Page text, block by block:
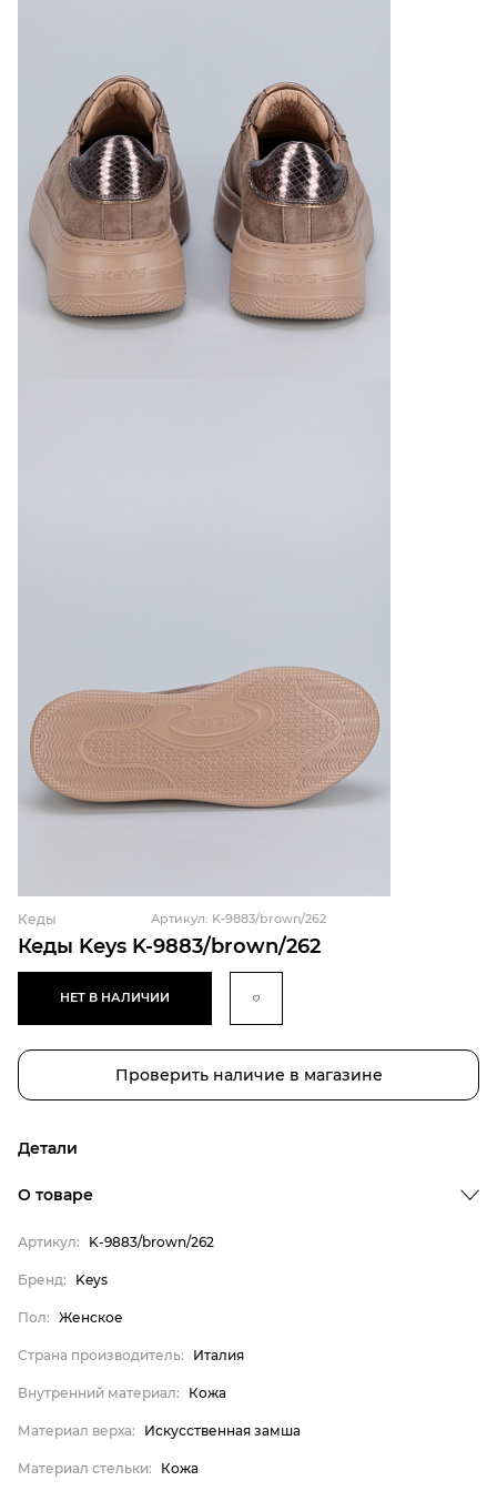
Кеды Keys K-9883/brown/262
Кеды Артикул: K-9883/brown/262
НЕТ В НАЛИЧИИ
Проверить наличие в магазине
Детали
Бренд
Пол
Страна производитель
Внутренний материал
Материал верха
Материал стельки
О товаре
Артикул: K-9883/brown/262
Бренд: Keys
Пол: Женское
Страна производитель: Италия
Внутренний материал: Кожа
Материал верха: Искусственная замша
Материал стельки: Кожа